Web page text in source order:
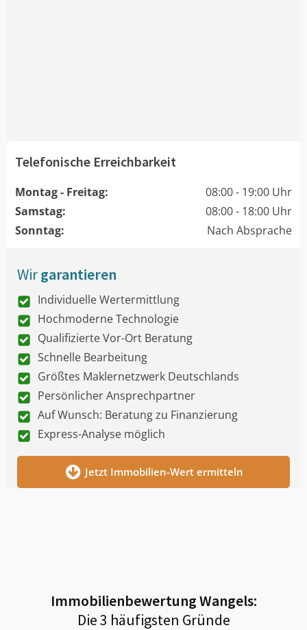
Telefonische Erreichbarkeit
Montag - Freitag:
08:00 - 19:00 Uhr
Samstag:
08:00 - 18:00 Uhr
Sonntag:
Nach Absprache
Wirgarantieren
Individuelle Wertermittlung
Hochmoderne Technologie
Qualifizierte Vor-Ort Beratung
Schnelle Bearbeitung
Größtes Maklernetzwerk Deutschlands
Persönlicher Ansprechpartner
Auf Wunsch: Beratung zu Finanzierung
Express-Analyse möglich
Jetzt Immobilien-Wert ermitteln
ImmobilienbewertungWangels:
Die 3 häufigsten Gründe